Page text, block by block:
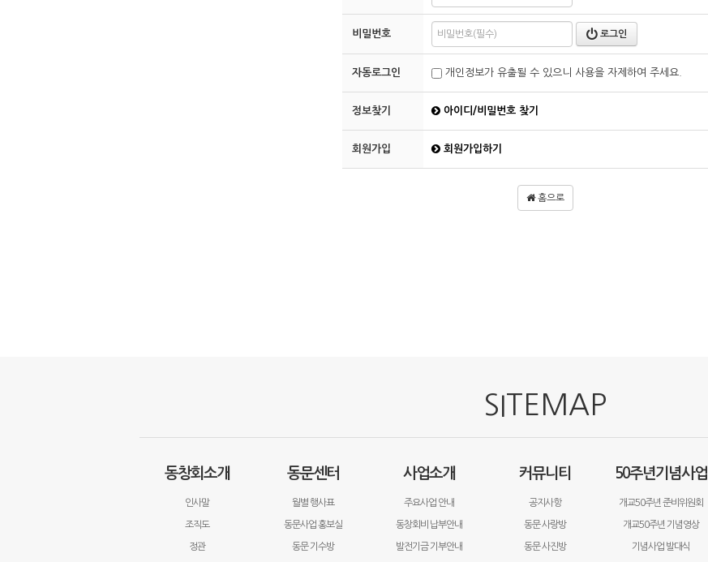
비밀번호 로그인
자동로그인 개인정보가 유출될 수 있으니 사용을 자제하여 주세요.
정보찾기 아이디/비밀번호 찾기
회원가입 회원가입하기
홈으로
SITEMAP
동창회소개
인사말
조직도
정관
동문센터
월별 행사표
동문사업 홍보실
동문 기수방
사업소개
주요사업 안내
동창회비 납부안내
발전기금 기부안내
커뮤니티
공지사항
동문 사랑방
동문 사진방
50주년기념사업
개교50주년 준비위원회
개교50주년 기념영상
기념사업 발대식